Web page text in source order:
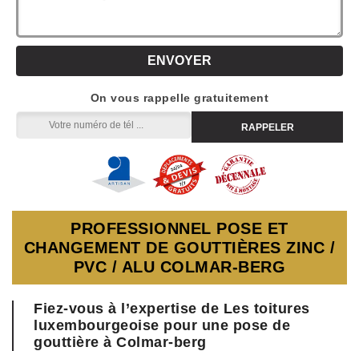
On vous rappelle gratuitement
PROFESSIONNEL POSE ET
CHANGEMENT DE GOUTTIÈRES ZINC /
PVC / ALU COLMAR-BERG
Fiez-vous à l’expertise de Les toitures
luxembourgeoise pour une pose de
gouttière à Colmar-berg